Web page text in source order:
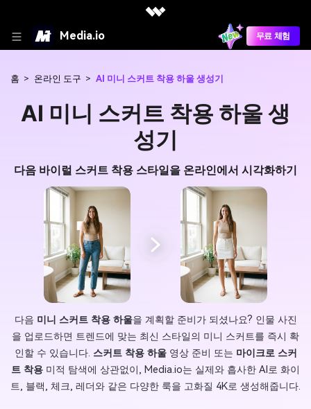
Media.io 무료 체험
홈 > 온라인 도구 > AI 미니 스커트 착용 하울 생성기
AI 미니 스커트 착용 하울 생
성기
다음 바이럴 스커트 착용 스타일을 온라인에서 시각화하기
다음 미니 스커트 착용 하울을 계획할 준비가 되셨나요? 인물 사진
을 업로드하면 트렌드에 맞는 최신 스타일의 미니 스커트를 즉시 확
인할 수 있습니다. 스커트 착용 하울영상 준비 또는 마이크로 스커
트 착용 미적 탐색에 상관없이, Media.io는 실제와 흡사한 AI로 화이
트, 블랙, 체크, 레더와 같은 다양한 룩을 고화질 4K로 생성해줍니다.